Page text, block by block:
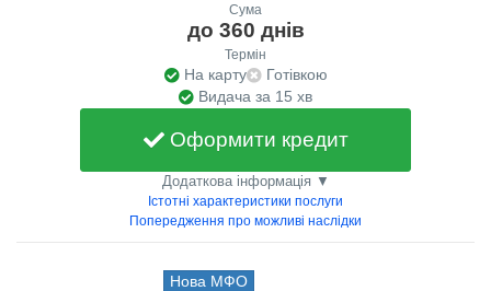
Сума
до 360 днів
Термін
На карту
Готівкою
Видача за 15 хв
Оформити кредит
Додаткова інформація ▼
Істотні характеристики послуги
Попередження про можливі наслідки
Нова МФО